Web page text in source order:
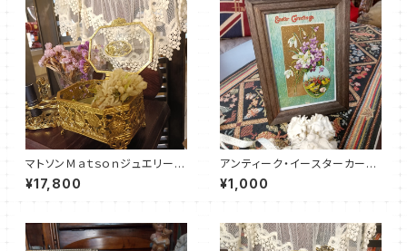
マトソンＭａｔｓｏｎジュエリーボ
ックス（MT0024）
¥17,800
アンティーク・イースターカード
（サービスフレーム付）EC0008
¥1,000